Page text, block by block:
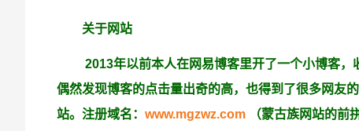
关于网站
2013年以前本人在网易博客里开了一个小博客，
偶然发现博客的点击量出奇的高，也得到了很多网友
站。注册域名： www.mgzwz.com （蒙古族网站的前